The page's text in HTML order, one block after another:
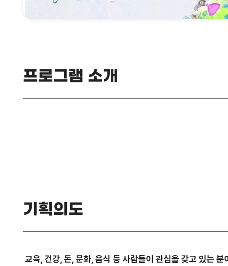
프로그램 소개
기획의도
교육, 건강, 돈, 문화, 음식 등 사람들이 관심을 갖고 있는